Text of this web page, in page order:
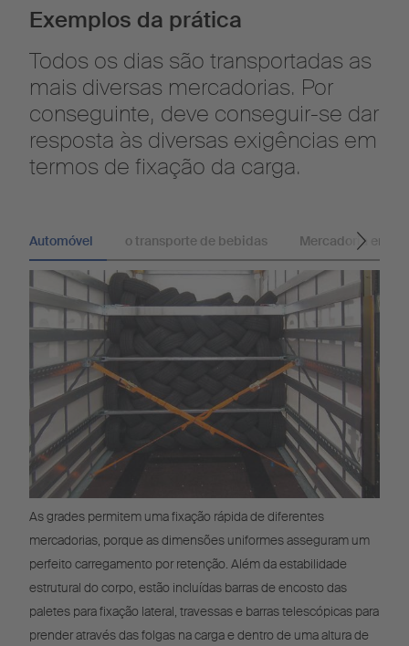
Exemplos da prática
Todos os dias são transportadas as
mais diversas mercadorias. Por
conseguinte, deve conseguir-se dar
resposta às diversas exigências em
termos de fixação da carga.
Automóvel o transporte de bebidas Mercadoria
As grades permitem uma fixação rápida de diferentes
mercadorias, porque as dimensões uniformes asseguram um
perfeito carregamento por retenção. Além da estabilidade
estrutural do corpo, estão incluídas barras de encosto das
paletes para fixação lateral, travessas e barras telescópicas para
prender através das folgas na carga e dentro de uma altura de